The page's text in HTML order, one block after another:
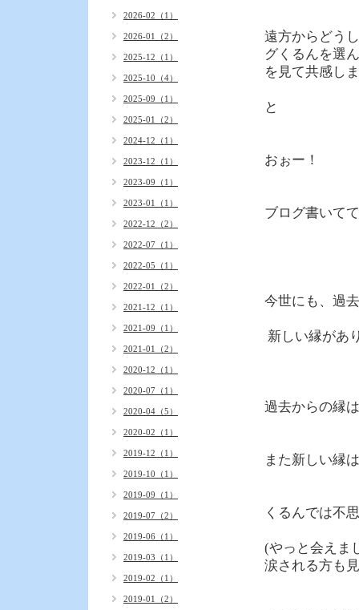
遠方からどう
グくるんを選
を見て共感し
と
おぉー！
ブログ書いて
今世にも、過
新しい縁があ
過去からの縁
また新しい縁
くるんでは不
(やっと会えま
涙される方も
2026-02（1）
2026-01（2）
2025-12（1）
2025-10（4）
2025-09（1）
2025-01（2）
2024-12（1）
2023-12（1）
2023-09（1）
2023-01（1）
2022-12（2）
2022-07（1）
2022-05（1）
2022-01（2）
2021-12（1）
2021-09（1）
2021-01（2）
2020-12（1）
2020-07（1）
2020-04（5）
2020-02（1）
2019-12（1）
2019-10（1）
2019-09（1）
2019-07（2）
2019-06（1）
2019-03（1）
2019-02（1）
2019-01（2）